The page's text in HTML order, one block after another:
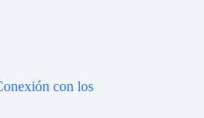
con los